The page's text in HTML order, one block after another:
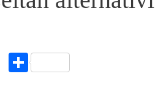
C